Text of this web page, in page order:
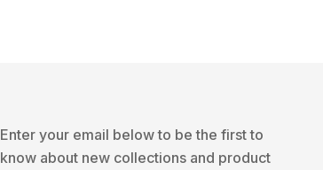
Enter your email below to be the first to
know about new collections and product